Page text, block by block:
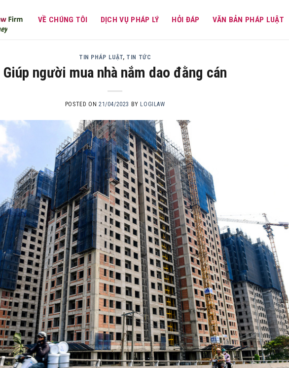
VỀ CHÚNG TÔI DỊCH VỤ PHÁP LÝ HỎI ĐÁP VĂN BẢN PHÁP LUẬT
TIN PHÁP LUẬT, TIN TỨC
Giúp người mua nhà nắm dao đằng cán
POSTED ON 21/04/2023 BY LOGILAW